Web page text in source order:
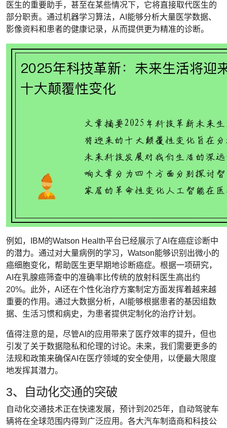
医生的重要助手，甚至在某些情况下，它将直接取代医生的
部分职责。通过机器学习算法，AI能够分析大量医学数据、
影像资料和患者的健康记录，从而提供更为精准的诊断。
例如，IBM的Watson Health平台已经展示了AI在癌症诊断中
的潜力。通过对大量病例的学习，Watson能够识别出微小的
癌细胞变化，帮助医生更早期地诊断癌症。根据一项研究，
AI在乳腺癌筛查中的准确率比传统的放射科医生高出约
20%。此外，AI还在个性化治疗方案制定方面发挥着越来越
重要的作用。通过大数据分析，AI能够根据患者的基因组数
据、生活习惯和病史，为患者提供定制化的治疗计划。
值得注意的是，尽管AI的应用带来了医疗效率的提升，但也
引发了关于数据隐私和伦理的讨论。未来，我们需要更多的
法规和政策来确保AI在医疗领域的安全使用，以便最大限度
地发挥其潜力。
3、自动化交通的突破
自动化交通技术正在快速发展，预计到2025年，自动驾驶车
辆将在全球范围内得到广泛应用。各大汽车制造商和科技公